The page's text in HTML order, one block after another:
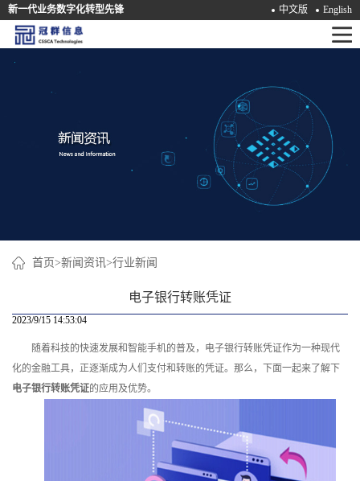
新一代业务数字化转型先锋 中文版 English
首
首页>新闻资讯>行业新闻
电子银行转账凭证
2023/9/15 14:53:04
随着科技的快速发展和智能手机的普及，电子银行转账凭证作为一种现代
化的金融工具，正逐渐成为人们支付和转账的凭证。那么，下面一起来了解下
电子银行转账凭证的应用及优势。